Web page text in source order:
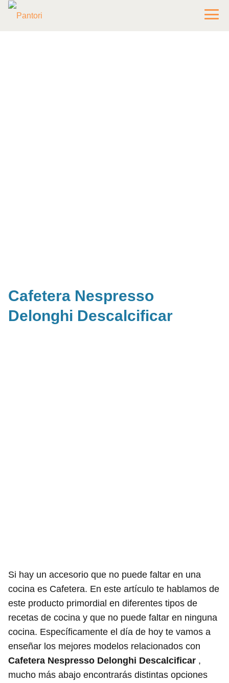
Cafetera Nespresso
Delonghi Descalcificar
Si hay un accesorio que no puede faltar en una
cocina es Cafetera. En este artículo te hablamos de
este producto primordial en diferentes tipos de
recetas de cocina y que no puede faltar en ninguna
cocina. Específicamente el día de hoy te vamos a
enseñar los mejores modelos relacionados con
Cafetera Nespresso Delonghi Descalcificar ,
mucho más abajo encontrarás distintas opciones